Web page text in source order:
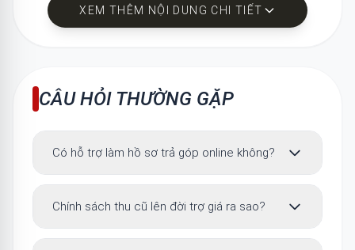
trong suốt quá trình trải nghiệm sản phẩm.
XEM THÊM NỘI DUNG CHI TIẾT
CÂU HỎI THƯỜNG GẶP
Có hỗ trợ làm hồ sơ trả góp online không?
Chính sách thu cũ lên đời trợ giá ra sao?